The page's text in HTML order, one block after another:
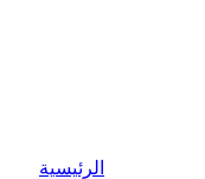
الرئيسية